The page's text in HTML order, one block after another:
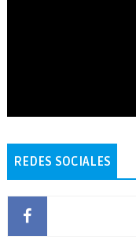
REDES SOCIALES